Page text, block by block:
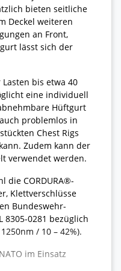
bieten seitliche
Deckel weiteren
an Front,
lässt sich der
Lasten bis etwa 40
eine individuell
Hüftgurt
problemlos in
Chest Rigs
Zudem kann der
verwendet werden.
die CORDURA®-
Klettverschlüsse
Bundeswehr-
8305-0281 bezüglich
/ 10 – 42%).
im Einsatz